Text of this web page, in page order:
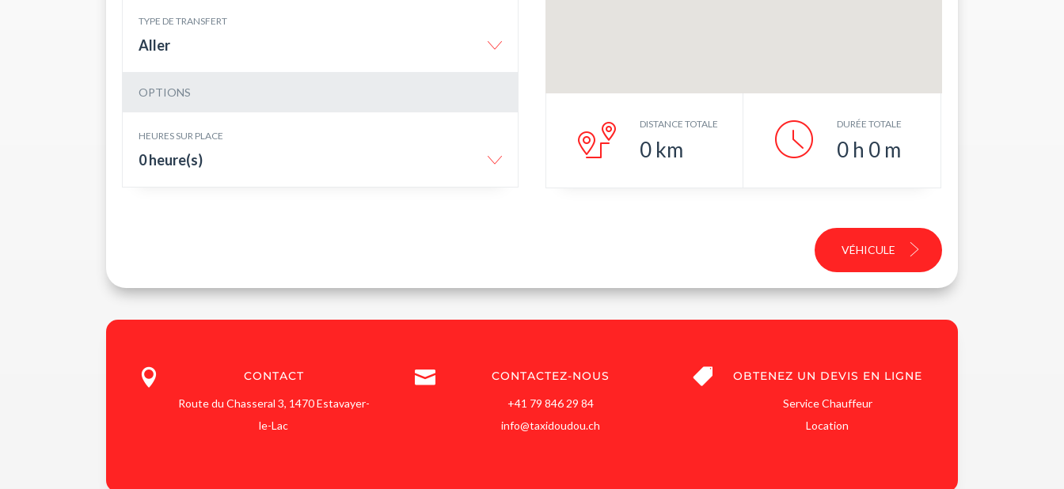
TYPE DE TRANSFERT
Aller
OPTIONS
HEURES SUR PLACE
0 heure(s)
DISTANCE TOTALE
0 km
DURÉE TOTALE
0 h 0 m
VÉHICULE
 CONTACT
Route du Chasseral 3, 1470 Estavayer-
le-Lac
 CONTACTEZ-NOUS
+41 79 846 29 84
info@taxidoudou.ch
 OBTENEZ UN DEVIS EN LIGNE
Service Chauffeur
Location